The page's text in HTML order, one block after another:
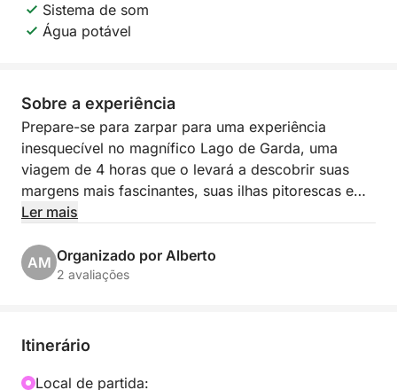
Sistema de som
Água potável
Sobre a experiência
Prepare-se para zarpar para uma experiência
inesquecível no magnífico Lago de Garda, uma
viagem de 4 horas que o levará a descobrir suas
margens mais fascinantes, suas ilhas pitorescas e
suas vilas icônicas! Partindo do pitoresco Porto
em uma excursão exclusiva que lhe proporcionará
vistas de tirar o fôlego e momentos de puro
Nosso itinerário, com horários flexíveis das 9h às
Garda, a maior do lago, com sua suntuosa vila e
Ler mais
AM Organizado por Alberto
2 avaliações
Itinerário
Local de partida: